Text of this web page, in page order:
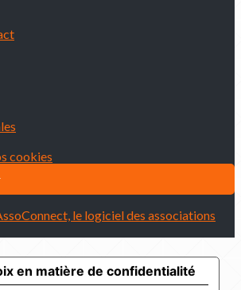
cookies
le logiciel des associations
en matière de confidentialité